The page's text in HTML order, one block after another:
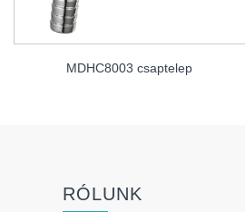
MDHC8003 csaptelep
RÓLUNK